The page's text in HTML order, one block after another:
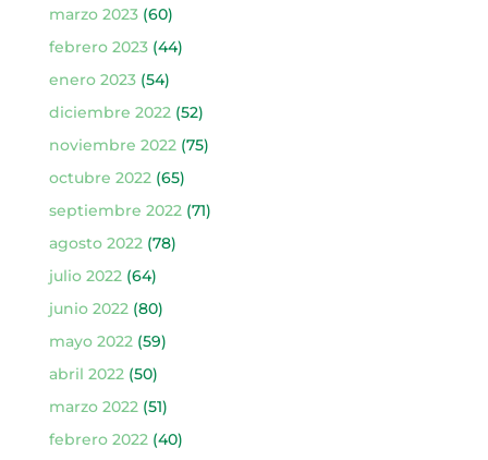
marzo 2023(60)
febrero 2023(44)
enero 2023(54)
diciembre 2022(52)
noviembre 2022(75)
octubre 2022(65)
septiembre 2022(71)
agosto 2022(78)
julio 2022(64)
junio 2022(80)
mayo 2022(59)
abril 2022(50)
marzo 2022(51)
febrero 2022(40)